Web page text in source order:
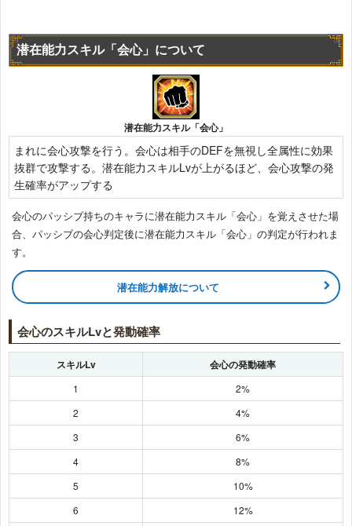
潜在能力スキル「会心」について
潜在能力スキル「会心」
まれに会心攻撃を行う。会心は相手のDEFを無視し全属性に効果
抜群で攻撃する。潜在能力スキルLvが上がるほど、会心攻撃の発
生確率がアップする
会心のパッシブ持ちのキャラに潜在能力スキル「会心」を覚えさせた場
合、パッシブの会心判定後に潜在能力スキル「会心」の判定が行われま
す。
潜在能力解放について
会心のスキルLvと発動確率
スキルLv 会心の発動確率
1
2%
2
4%
3
6%
4
8%
5
10%
6
12%